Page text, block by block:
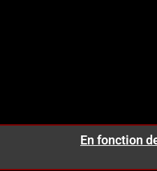
En fonction